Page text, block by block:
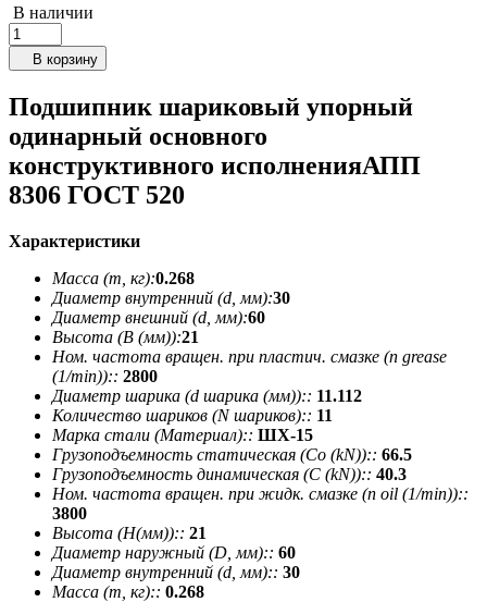
В наличии
В корзину
Подшипник шариковый упорный
одинарный основного
конструктивного исполненияАПП
8306 ГОСТ 520
Характеристики
Масса (m, кг):0.268
Диаметр внутренний (d, мм):30
Диаметр внешний (d, мм):60
Высота (В (мм)):21
Ном. частота вращен. при пластич. смазке (n grease
(1/min)):: 2800
Диаметр шарика (d шарика (мм)):: 11.112
Количество шариков (N шариков):: 11
Марка стали (Материал):: ШХ-15
Грузоподъемность статическая (Co (kN)):: 66.5
Грузоподъемность динамическая (C (kN)):: 40.3
Ном. частота вращен. при жидк. смазке (n oil (1/min))::
3800
Высота (H(мм)):: 21
Диаметр наружный (D, мм):: 60
Диаметр внутренний (d, мм):: 30
Масса (m, кг):: 0.268